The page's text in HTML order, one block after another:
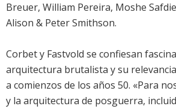
Breuer, William Pereira, Moshe
Alison & Peter Smithson.
Corbet y Fastvold se confiesan
arquitectura brutalista y su
a comienzos de los años 50. «Para
y la arquitectura de posguerra,